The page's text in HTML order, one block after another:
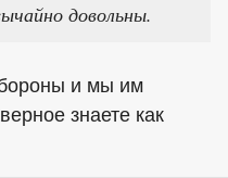
довольны.
и мы им
знаете как